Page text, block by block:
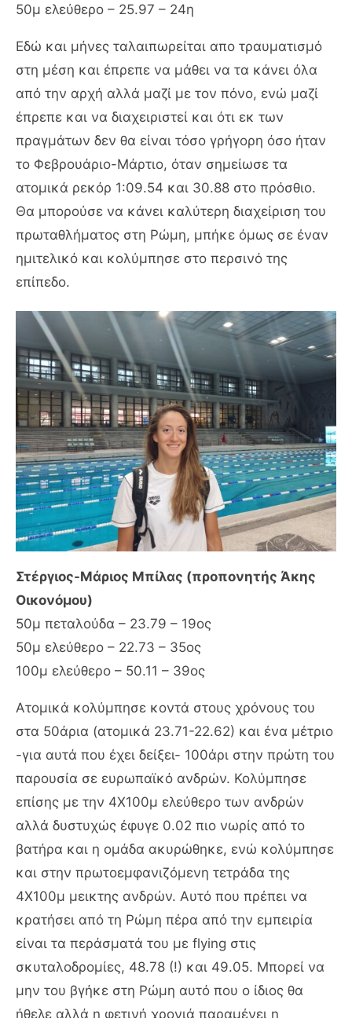
50μ ελεύθερο – 25.97 – 24η
Εδώ και μήνες ταλαιπωρείται απο τραυματισμό
στη μέση και έπρεπε να μάθει να τα κάνει όλα
από την αρχή αλλά μαζί με τον πόνο, ενώ μαζί
έπρεπε και να διαχειριστεί και ότι εκ των
πραγμάτων δεν θα είναι τόσο γρήγορη όσο ήταν
το Φεβρουάριο-Μάρτιο, όταν σημείωσε τα
ατομικά ρεκόρ 1:09.54 και 30.88 στο πρόσθιο.
Θα μπορούσε να κάνει καλύτερη διαχείριση του
πρωταθλήματος στη Ρώμη, μπήκε όμως σε έναν
ημιτελικό και κολύμπησε στο περσινό της
επίπεδο.
Στέργιος-Μάριος Μπίλας (προπονητής Άκης
Οικονόμου)
50μ πεταλούδα – 23.79 – 19ος
50μ ελεύθερο – 22.73 – 35ος
100μ ελεύθερο – 50.11 – 39ος
Ατομικά κολύμπησε κοντά στους χρόνους του
στα 50άρια (ατομικά 23.71-22.62) και ένα μέτριο
-για αυτά που έχει δείξει- 100άρι στην πρώτη του
παρουσία σε ευρωπαϊκό ανδρών. Κολύμπησε
επίσης με την 4Χ100μ ελεύθερο των ανδρών
αλλά δυστυχώς έφυγε 0.02 πιο νωρίς από το
βατήρα και η ομάδα ακυρώθηκε, ενώ κολύμπησε
και στην πρωτοεμφανιζόμενη τετράδα της
4Χ100μ μεικτης ανδρών. Αυτό που πρέπει να
κρατήσει από τη Ρώμη πέρα από την εμπειρία
είναι τα περάσματά του με flying στις
σκυταλοδρομίες, 48.78 (!) και 49.05. Μπορεί να
μην του βγήκε στη Ρώμη αυτό που ο ίδιος θα
ήθελε αλλά η φετινή χρονιά παραμένει η